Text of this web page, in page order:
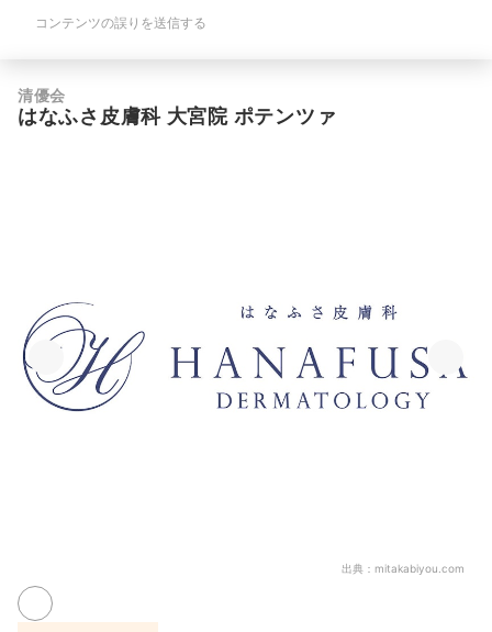
コンテンツの誤りを送信する
清優会
はなふさ皮膚科 大宮院 ポテンツァ
出典： mitakabiyou.com